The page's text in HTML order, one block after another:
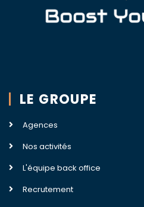
LE GROUPE
Agences
Nos activités
L'équipe back office
Recrutement